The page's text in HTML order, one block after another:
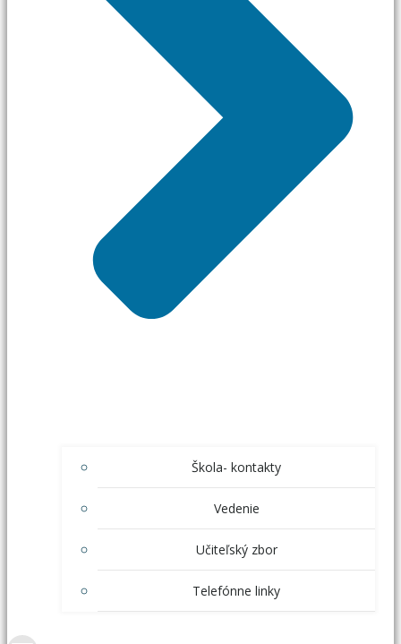
Škola- kontakty
Vedenie
Učiteľský zbor
Telefónne linky